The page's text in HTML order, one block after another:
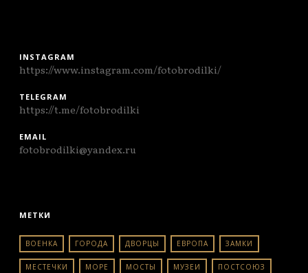
INSTAGRAM
https://www.instagram.com/fotobrodilki/
TELEGRAM
https://t.me/fotobrodilki
EMAIL
fotobrodilki@yandex.ru
МЕТКИ
ВОЕНКА ГОРОДА ДВОРЦЫ ЕВРОПА ЗАМКИ
МЕСТЕЧКИ МОРЕ МОСТЫ МУЗЕИ ПОСТСОЮЗ